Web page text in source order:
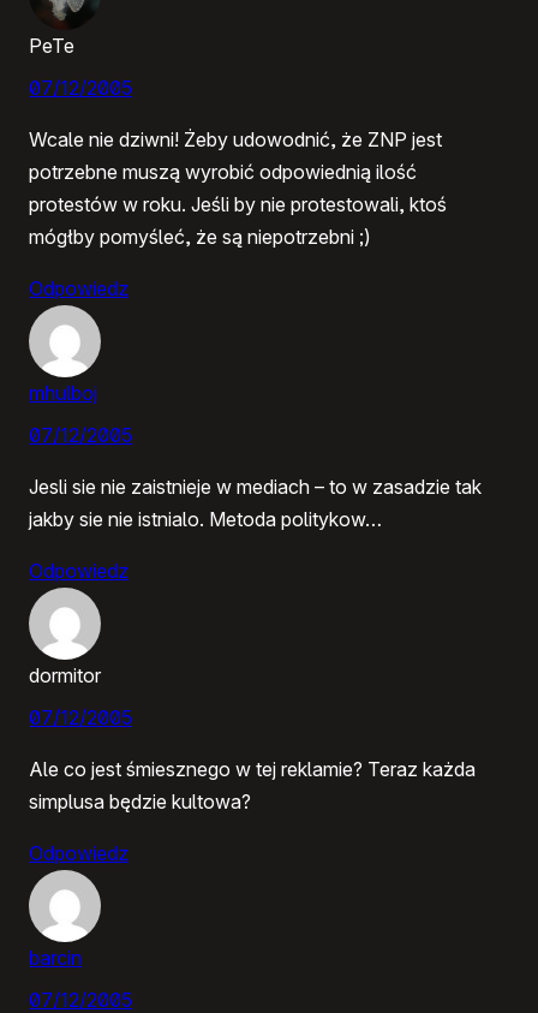
PeTe
07/12/2005
Wcale nie dziwni! Żeby udowodnić, że ZNP jest
potrzebne muszą wyrobić odpowiednią ilość
protestów w roku. Jeśli by nie protestowali, ktoś
mógłby pomyśleć, że są niepotrzebni ;)
Odpowiedz
mhulboj
07/12/2005
Jesli sie nie zaistnieje w mediach – to w zasadzie tak
jakby sie nie istnialo. Metoda politykow…
Odpowiedz
dormitor
07/12/2005
Ale co jest śmiesznego w tej reklamie? Teraz każda
simplusa będzie kultowa?
Odpowiedz
barcin
07/12/2005